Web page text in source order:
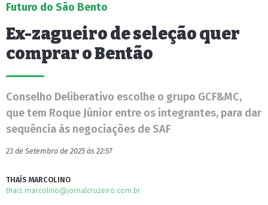
Futuro do São Bento
Ex-zagueiro de seleção quer
comprar o Bentão
Conselho Deliberativo escolhe o grupo GCF&MC,
que tem Roque Júnior entre os integrantes, para dar
sequência às negociações de SAF
23 de Setembro de 2025 às 22:57
THAÍS MARCOLINO
thais.marcolino@jornalcruzeiro.com.br